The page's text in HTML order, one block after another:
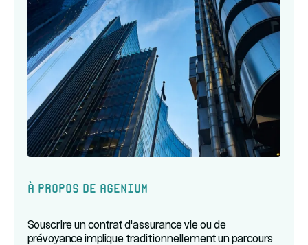
À propos de Agenium
Souscrire un contrat d'assurance vie ou de
prévoyance implique traditionnellement un parcours